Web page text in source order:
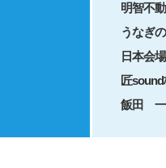
明智不
うなぎ
日本会
匠
飯田